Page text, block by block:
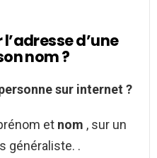
d’une
nom ?
sur internet ?
et nom , sur un
généraliste. .